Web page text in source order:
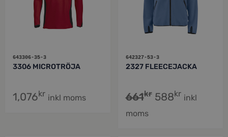
643306-35-3
3306 MICROTRÖJA
1,076kr inkl moms
642327-53-3
2327 FLEECEJACKA
661kr 588kr inkl
moms